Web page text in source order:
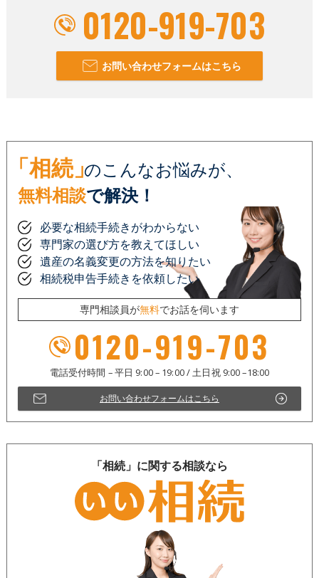
0120-919-703
お問い合わせフォームはこちら
「相続」のこんなお悩みが、
無料相談で解決！
必要な相続手続きがわからない
専門家の選び方を教えてほしい
遺産の名義変更の方法を知りたい
相続税申告手続きを依頼したい
専門相談員が無料でお話を伺います
0120-919-703
お問い合わせフォームはこちら
「相続」に関する相談なら